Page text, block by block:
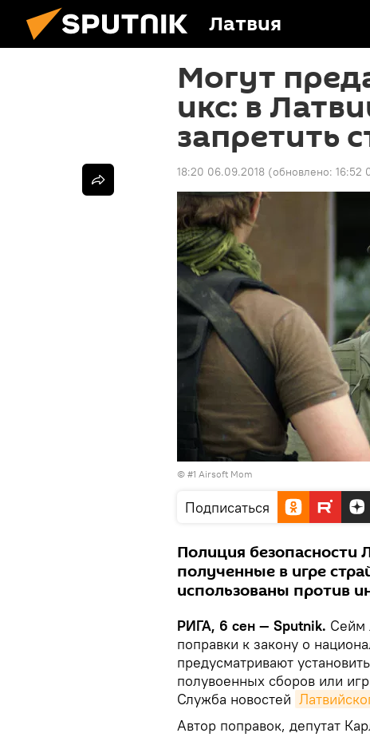
Латвия
Могут
икс: в
запретить
18:20 06.09.2018 (обновлено: 16:52
© #1 Airsoft Mom
Подписаться
Полиция безопасности
полученные в игре
использованы против
РИГА, 6 сен — Sputnik. Сейм
поправки к закону о
предусматривают
полувоенных сборов или
Служба новостей
Автор поправок, депутат